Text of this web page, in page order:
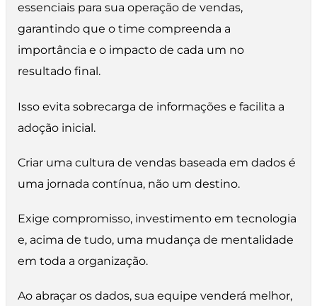
essenciais para sua operação de vendas,
garantindo que o time compreenda a
importância e o impacto de cada um no
resultado final.
Isso evita sobrecarga de informações e facilita a
adoção inicial.
Criar uma cultura de vendas baseada em dados é
uma jornada contínua, não um destino.
Exige compromisso, investimento em tecnologia
e, acima de tudo, uma mudança de mentalidade
em toda a organização.
Ao abraçar os dados, sua equipe venderá melhor,